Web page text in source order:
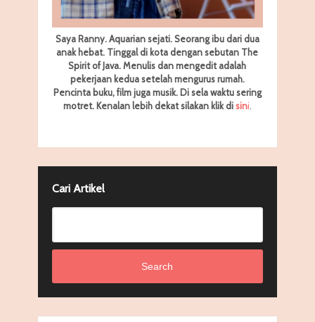
Saya Ranny. Aquarian sejati. Seorang ibu dari dua
anak hebat. Tinggal di kota dengan sebutan The
Spirit of Java. Menulis dan mengedit adalah
pekerjaan kedua setelah mengurus rumah.
Pencinta buku, film juga musik. Di sela waktu sering
motret. Kenalan lebih dekat silakan klik disini.
Cari Artikel
Search